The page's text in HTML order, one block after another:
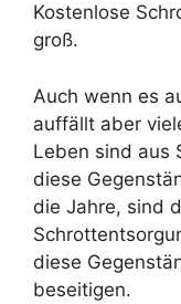
Kostenlose
groß.
Auch wenn es
auffällt aber
Leben sind aus
diese
die Jahre, sind
diese
beseitigen.